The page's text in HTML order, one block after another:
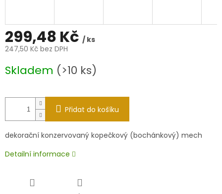
299,48 Kč / ks
247,50 Kč bez DPH
cena:
Skladem (>10 ks)
Přidat do košíku
dekorační konzervovaný kopečkový (bochánkový) mech
Detailní informace